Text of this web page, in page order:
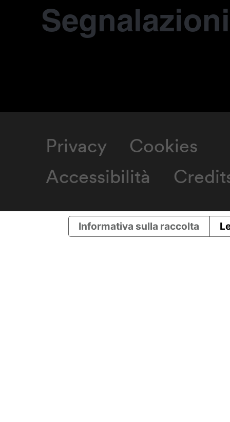
Privacy
Cookies
Accessibilità
Informativa sulla raccolta